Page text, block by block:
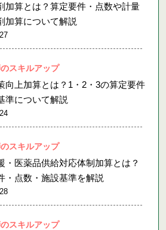
加算とは？算定要件・点数や計量
加算について解説
スキルアップ
向上加算とは？1・2・3の算定要件
準について解説
スキルアップ
・医薬品供給対応体制加算とは？
・点数・施設基準を解説
スキルアップ